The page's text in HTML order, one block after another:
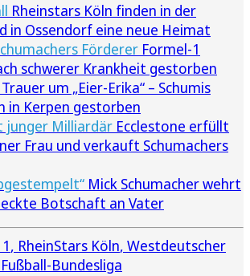
Rheinstars Köln finden in der
in Ossendorf eine neue Heimat
Förderer Formel-1
schwerer Krankheit gestorben
Trauer um „Eier-Erika“ – Schumis
in Kerpen gestorben
junger Milliardär Ecclestone erfüllt
Frau und verkauft Schumachers
Mick Schumacher wehrt
Botschaft an Vater
RheinStars Köln Westdeutscher
Fußball-Bundesliga